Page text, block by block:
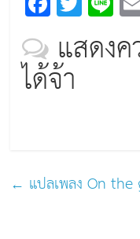
a
c
e
b
k
wi
tt
n
e
แสดง
ได้จ้า
← แปลเพลง On